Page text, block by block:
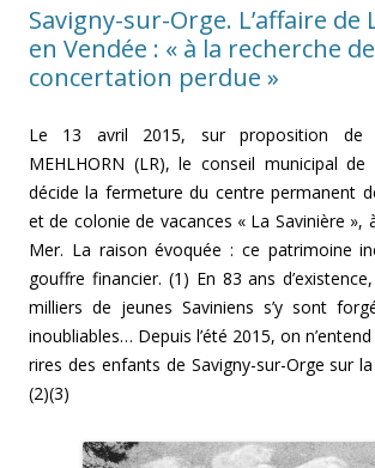
Savigny-sur-Orge. L’affaire de
en Vendée : « à la recherche
concertation perdue »
Le 13 avril 2015, sur proposition de
MEHLHORN (LR), le conseil municipal de
décide la fermeture du centre permanent
et de colonie de vacances « La Savinière »,
Mer. La raison évoquée : ce patrimoine
gouffre financier. (1) En 83 ans
milliers de jeunes Saviniens s’y sont
inoubliables… Depuis l’été 2015, on
rires des enfants de Savigny-sur-Orge sur
(2)(3)